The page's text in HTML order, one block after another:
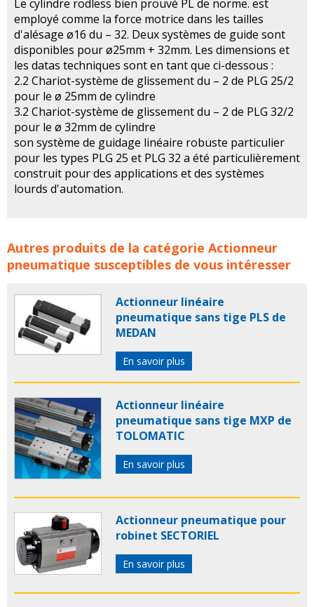
Le cylindre rodless bien prouvé PL de norme. est
employé comme la force motrice dans les tailles
d'alésage ø16 du – 32. Deux systèmes de guide sont
disponibles pour ø25mm + 32mm. Les dimensions et
les datas techniques sont en tant que ci-dessous :
2.2 Chariot-système de glissement du – 2 de PLG 25/2
pour le ø 25mm de cylindre
3.2 Chariot-système de glissement du – 2 de PLG 32/2
pour le ø 32mm de cylindre
son système de guidage linéaire robuste particulier
pour les types PLG 25 et PLG 32 a été particulièrement
construit pour des applications et des systèmes
lourds d'automation.
Actionneur linéaire pneumatique sans tige de MEDAN
concerne les familles de produits :ACTIONNEUR
LINEAIREsvérinvérins
pneumatique
actionneurs pneumatiques
industrielverin industriel verin pneumatique
actionneur pneumatique lineaire
pneumatiquemedan
Autres produits de la catégorie Actionneur
pneumatique susceptibles de vous intéresser
Actionneur linéaire
pneumatique sans tige PLS de
MEDAN
En savoir plus
Actionneur linéaire
pneumatique sans tige MXP de
TOLOMATIC
En savoir plus
Actionneur pneumatique pour
robinet SECTORIEL
En savoir plus